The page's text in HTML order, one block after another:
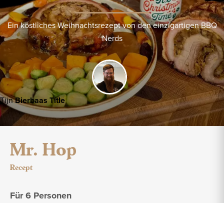
Ein köstliches Weihnachtsrezept von den einzigartigen BBQ
Nerds
TijnBierbaas Title
Mr. Hop
Recept
Für 6 Personen